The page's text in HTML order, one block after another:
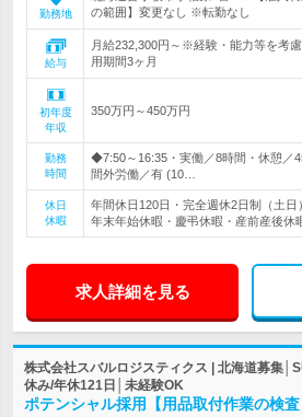
勤務地
の範囲】変更なし ※転勤なし
給与
月給232,300円～※経験・能力等を考
用期間3ヶ月
初年度
年収
350万円～450万円
勤務
時間
◆7:50～16:35・実働／8時間・休憩／
間外労働／有 (10…
休日
休暇
年間休日120日・完全週休2日制（土日
年末年始休暇・慶弔休暇・産前産後休
求人詳細を見る
株式会社スバルロジスティクス | 北海道募集
休み/年休121日│未経験OK
ポテンシャル採用【用品取付作業の検